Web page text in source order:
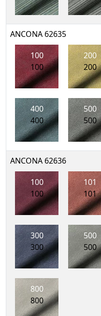
ANCONA 62635
100
100
200
200
400
400
500
500
ANCONA 62636
100
100
101
101
300
300
500
500
800
800